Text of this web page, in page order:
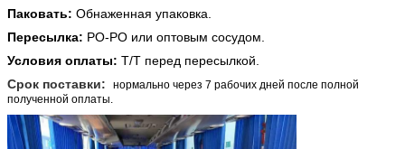
Паковать: Обнаженная упаковка.
Пересылка: РО-РО или оптовым сосудом.
Условия оплаты: Т/Т перед пересылкой.
Срок поставки: нормально через 7 рабочих дней после полной
полученной оплаты.